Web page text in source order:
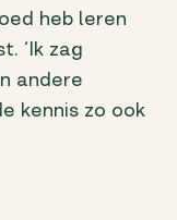
heb leren
‘Ik zag
andere
kennis zo ook